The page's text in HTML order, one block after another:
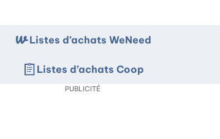
Listes d’achats WeNeed
Listes d’achats Coop
PUBLICITÉ